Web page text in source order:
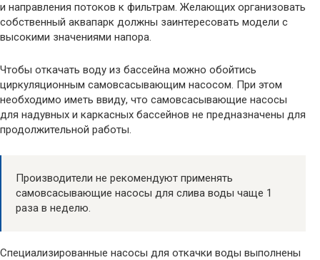
и направления потоков к фильтрам. Желающих организовать
собственный аквапарк должны заинтересовать модели с
высокими значениями напора.
Чтобы откачать воду из бассейна можно обойтись
циркуляционным самовсасывающим насосом. При этом
необходимо иметь ввиду, что самовсасывающие насосы
для надувных и каркасных бассейнов не предназначены для
продолжительной работы.
Производители не рекомендуют применять
самовсасывающие насосы для слива воды чаще 1
раза в неделю.
Специализированные насосы для откачки воды выполнены